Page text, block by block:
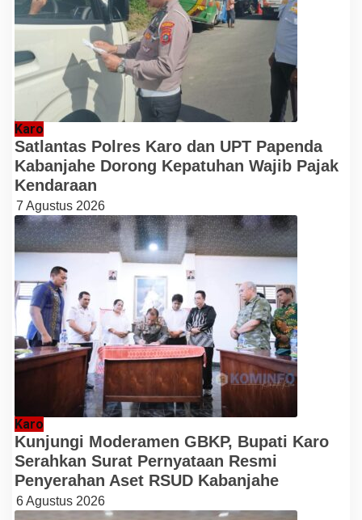
Karo
Satlantas Polres Karo dan UPT Papenda
Kabanjahe Dorong Kepatuhan Wajib Pajak
Kendaraan
7 Agustus 2026
Karo
Kunjungi Moderamen GBKP, Bupati Karo
Serahkan Surat Pernyataan Resmi
Penyerahan Aset RSUD Kabanjahe
6 Agustus 2026